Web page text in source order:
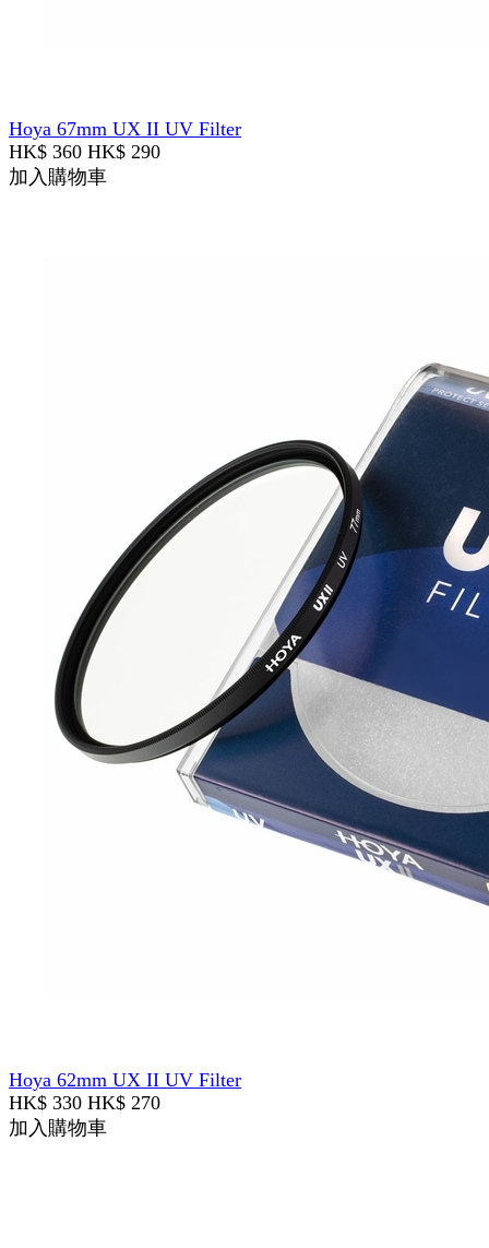
Hoya 67mm UX II UV Filter
HK$ 360 HK$ 290
加入購物車
Hoya 62mm UX II UV Filter
HK$ 330 HK$ 270
加入購物車